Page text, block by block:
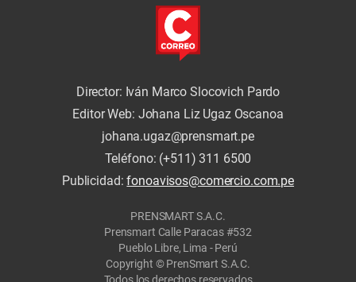
Director: Iván Marco Slocovich Pardo
Editor Web: Johana Liz Ugaz Oscanoa
johana.ugaz@prensmart.pe
Teléfono: (+511) 311 6500
Publicidad:fonoavisos@comercio.com.pe
PRENSMART S.A.C.
Prensmart Calle Paracas #532
Pueblo Libre, Lima - Perú
Copyright © PrenSmart S.A.C.